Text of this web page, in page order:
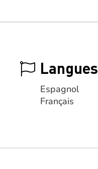
Langues
Espagnol
Français